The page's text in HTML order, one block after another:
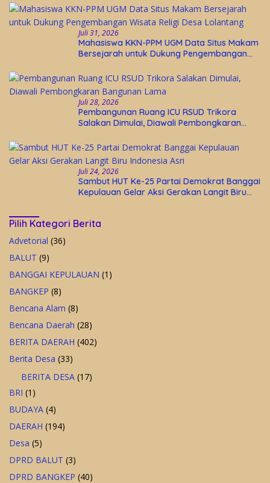
Juli 31, 2026
Mahasiswa KKN-PPM UGM Data Situs Makam
Bersejarah untuk Dukung Pengembangan
Juli 28, 2026
Pembangunan Ruang ICU RSUD Trikora
Salakan Dimulai, Diawali Pembongkaran
Juli 24, 2026
Sambut HUT Ke-25 Partai Demokrat Banggai
Kepulauan Gelar Aksi Gerakan Langit Biru
Pilih Kategori Berita
Advetorial (36)
BALUT (9)
BANGGAI KEPULAUAN (1)
BANGKEP (8)
Bencana Alam (8)
Bencana Daerah (28)
BERITA DAERAH (402)
Berita Desa (33)
BERITA DESA (17)
BRI (1)
BUDAYA (4)
DAERAH (194)
Desa (5)
DPRD BALUT (3)
DPRD BANGKEP (40)